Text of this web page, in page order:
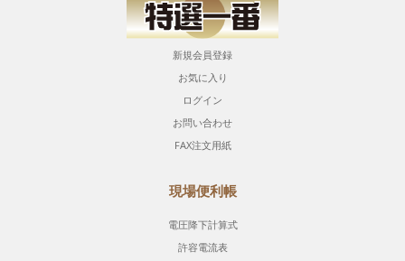
新規会員登録
お気に入り
ログイン
お問い合わせ
FAX注文用紙
現場便利帳
電圧降下計算式
許容電流表